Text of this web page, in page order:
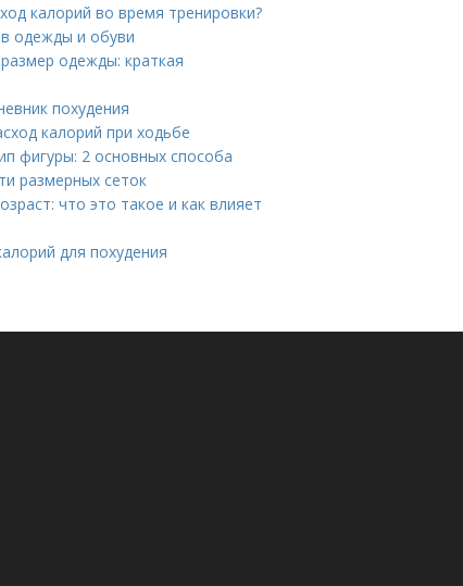
калорий во время тренировки?
одежды и обуви
одежды: краткая
похудения
калорий при ходьбе
фигуры: 2 основных способа
размерных сеток
что это такое и как влияет
для похудения